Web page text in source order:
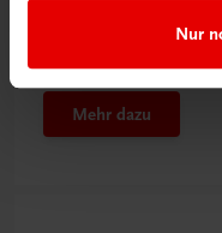
Nur
Ratgeber
Mehr dazu